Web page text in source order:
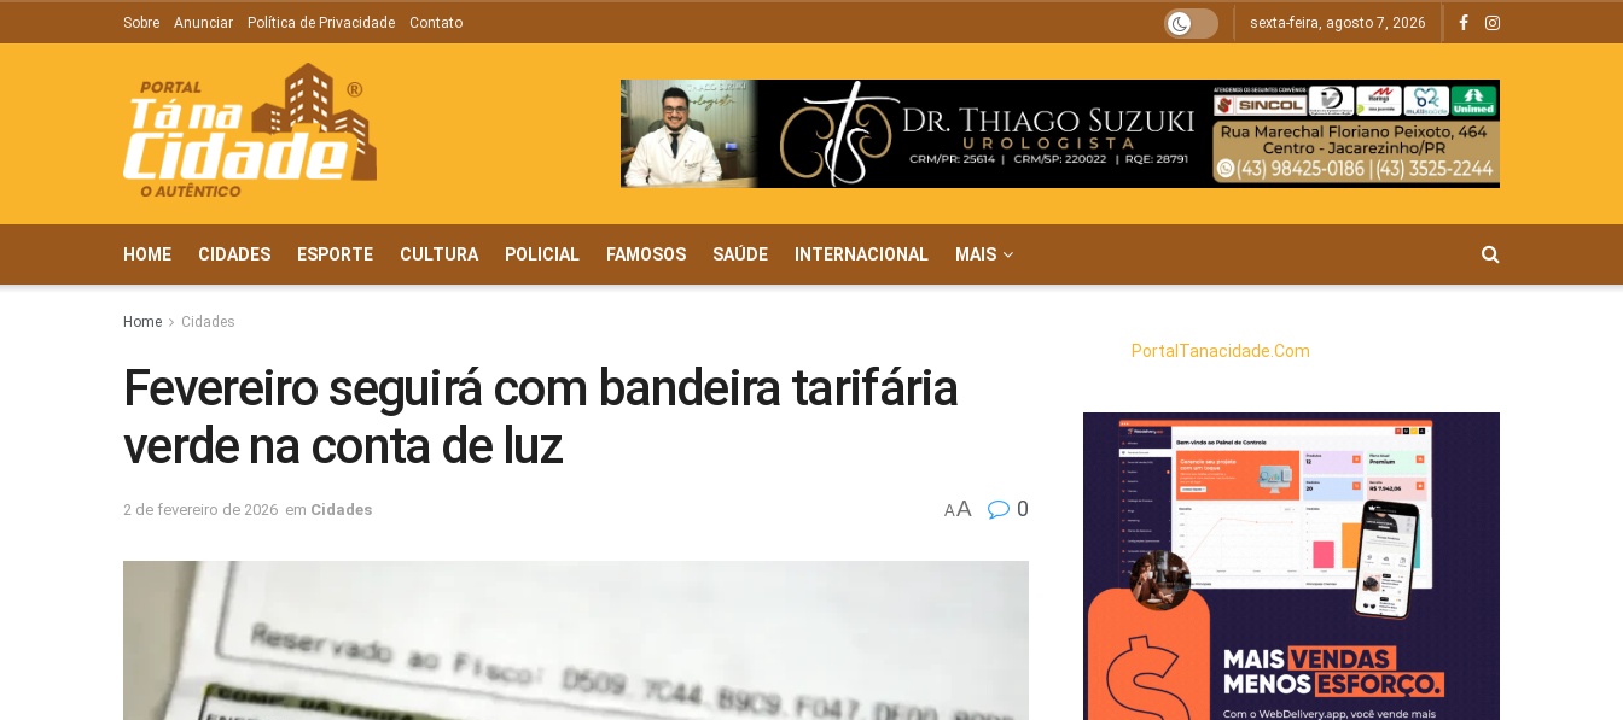
Sobre Anunciar Política de Privacidade Contato sexta-feira, agosto 7, 2026
HOME CIDADES ESPORTE CULTURA POLICIAL FAMOSOS SAÚDE INTERNACIONAL MAIS
Home Cidades
Fevereiro seguirá com bandeira tarifária
verde na conta de luz
2 de fevereiro de 2026 em Cidades AA 0
PortalTanacidade.Com